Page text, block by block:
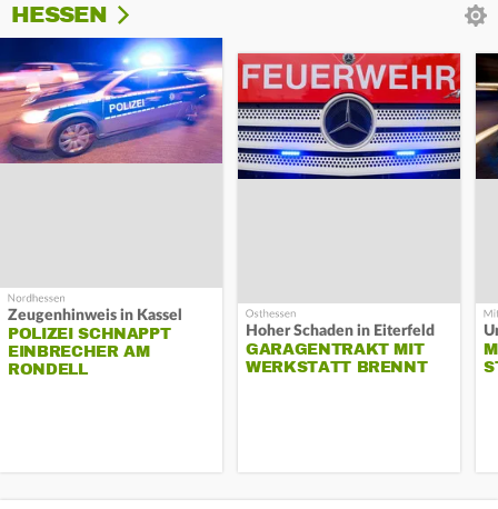
HESSEN
Zeugenhinweis in Kassel
POLIZEI SCHNAPPT
EINBRECHER AM
RONDELL
Hoher Schaden in Eiterfeld
GARAGENTRAKT MIT
WERKSTATT BRENNT